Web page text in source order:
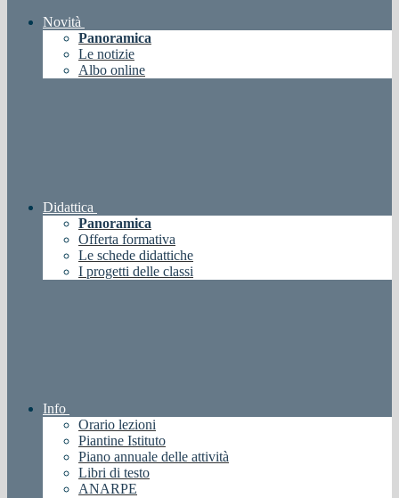
Novità
Panoramica
Le notizie
Albo online
Didattica
Panoramica
Offerta formativa
Le schede didattiche
I progetti delle classi
Info
Orario lezioni
Piantine Istituto
Piano annuale delle attività
Libri di testo
ANARPE